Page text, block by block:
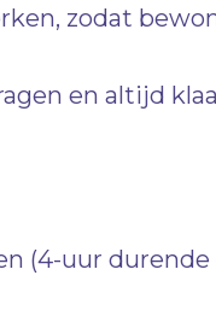
zodat
en altijd
(4-uur durende